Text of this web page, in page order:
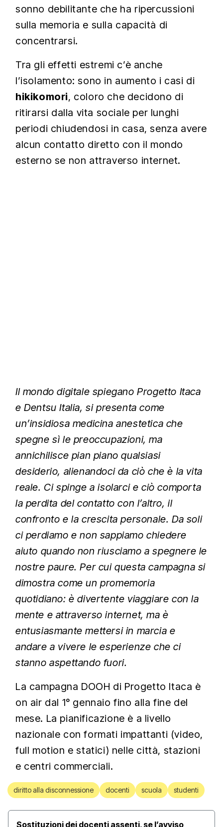
sonno debilitante che ha ripercussioni
sulla memoria e sulla capacità di
concentrarsi.
Tra gli effetti estremi c’è anche
l’isolamento: sono in aumento i casi di
hikikomori, coloro che decidono di
ritirarsi dalla vita sociale per lunghi
periodi chiudendosi in casa, senza avere
alcun contatto diretto con il mondo
esterno se non attraverso internet.
Il mondo digitale spiegano Progetto Itaca
e Dentsu Italia,si presenta come
un’insidiosa medicina anestetica che
spegne sì le preoccupazioni, ma
annichilisce pian piano qualsiasi
desiderio, alienandoci da ciò che è la vita
reale. Ci spinge a isolarci e ciò comporta
la perdita del contatto con l’altro, il
confronto e la crescita personale. Da soli
ci perdiamo e non sappiamo chiedere
aiuto quando non riusciamo a spegnere le
nostre paure. Per cui questa campagna si
dimostra come un promemoria
quotidiano: è divertente viaggiare con la
mente e attraverso internet, ma è
entusiasmante mettersi in marcia e
andare a vivere le esperienze che ci
stanno aspettando fuori.
La campagna DOOH di Progetto Itaca è
on air dal 1° gennaio fino alla fine del
mese. La pianificazione è a livello
nazionale con formati impattanti (video,
full motion e statici) nelle città, stazioni
e centri commerciali.
diritto alla disconnessione docenti scuola studenti
Sostituzioni dei docenti assenti, se l’avviso